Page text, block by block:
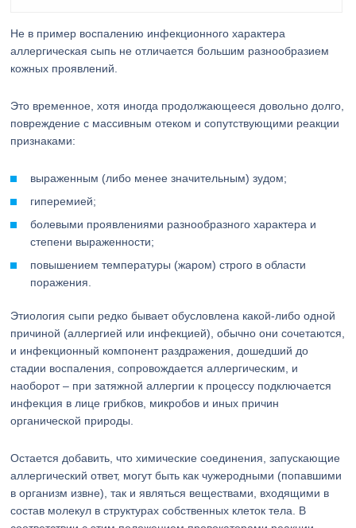
Не в пример воспалению инфекционного характера
аллергическая сыпь не отличается большим разнообразием
кожных проявлений.
Это временное, хотя иногда продолжающееся довольно долго,
повреждение с массивным отеком и сопутствующими реакции
признаками:
выраженным (либо менее значительным) зудом;
гиперемией;
болевыми проявлениями разнообразного характера и
степени выраженности;
повышением температуры (жаром) строго в области
поражения.
Этиология сыпи редко бывает обусловлена какой-либо одной
причиной (аллергией или инфекцией), обычно они сочетаются,
и инфекционный компонент раздражения, дошедший до
стадии воспаления, сопровождается аллергическим, и
наоборот – при затяжной аллергии к процессу подключается
инфекция в лице грибков, микробов и иных причин
органической природы.
Остается добавить, что химические соединения, запускающие
аллергический ответ, могут быть как чужеродными (попавшими
в организм извне), так и являться веществами, входящими в
состав молекул в структурах собственных клеток тела. В